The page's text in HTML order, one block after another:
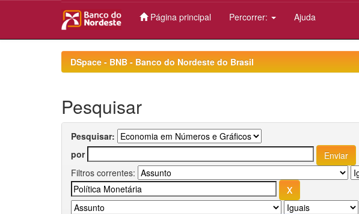
Página principal Percorrer: Ajuda
DSpace - BNB - Banco do Nordeste do Brasil
Pesquisar
Pesquisar:
por
Filtros correntes: